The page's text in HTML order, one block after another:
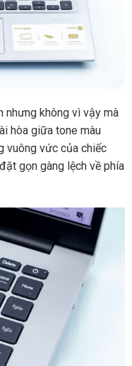
nhưng không vì vậy mà
hòa giữa tone màu
vuông vức của chiếc
gọn gàng lệch về phía